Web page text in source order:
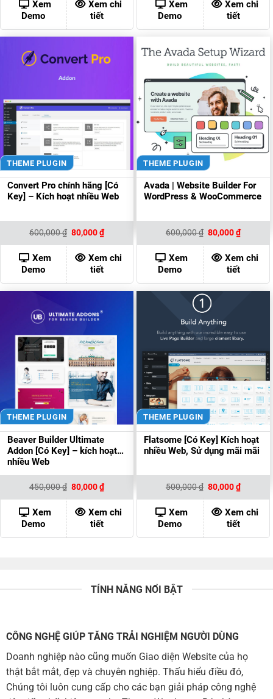
80,000 ₫.
Xem
Demo
Xem chi
tiết
80,000
Xem
Demo
Xem chi
tiết
THEME PLUGIN
Convert Pro chính hãng [Có
Key] – Kích hoạt nhiều Web
600,000₫ Giá
gốc
là:
600,000 ₫.
80,000₫Giá
hiện
tại
là:
80,000 ₫.
Xem
Demo
Xem chi
tiết
THEME PLUGIN
Avada | Website Builder For
WordPress & WooCommerce
600,000₫ Giá
gốc
là:
600,000 ₫.
80,000₫Giá
hiện
tại
là:
80,000
Xem
Demo
Xem chi
tiết
THEME PLUGIN
Beaver Builder Ultimate
Addon [Có Key] – kích hoạt
nhiều Web
450,000₫ Giá
gốc
là:
450,000 ₫.
80,000₫Giá
hiện
tại
là:
80,000 ₫.
Xem
Demo
Xem chi
tiết
THEME PLUGIN
Flatsome [Có Key] Kích hoạt
nhiều Web, Sử dụng mãi mãi
500,000₫ Giá
gốc
là:
500,000 ₫.
80,000₫Giá
hiện
tại
là:
80,000
Xem
Demo
Xem chi
tiết
TÍNH NĂNG NỔI BẬT
CÔNG NGHỆ GIÚP TĂNG TRẢI NGHIỆM NGƯỜI DÙNG
Doanh nghiệp nào cũng muốn Giao diện Website của họ
thật bắt mắt, đẹp và chuyên nghiệp. Thấu hiểu điều đó,
Chúng tôi luôn cung cấp cho các bạn giải pháp công nghệ